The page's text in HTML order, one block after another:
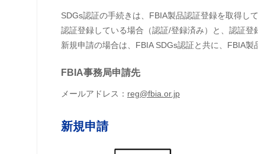
SDGs認証の手続きは、FBIA製品認証登録を取得し
認証登録している場合（認証/登録済み）と、認証登
新規申請の場合は、FBIA SDGs認証と共に、FBIA製
FBIA事務局申請先
メールアドレス： reg@fbia.or.jp
新規申請